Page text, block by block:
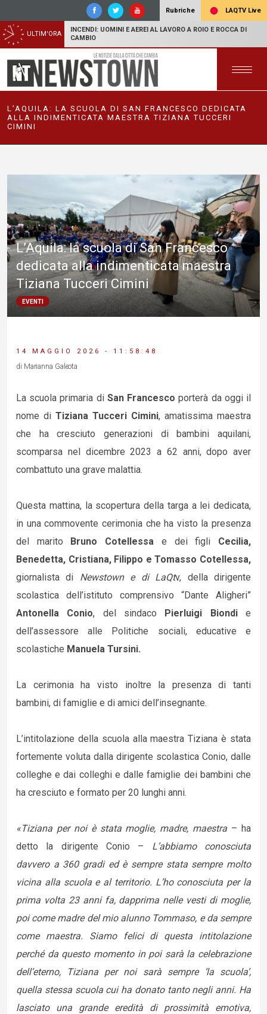
Rubriche LAQTV Live
ULTIM'ORA
INCENDI: UOMINI E AEREI AL LAVORO A ROIO E ROCCA DI
CAMBIO
L’AQUILA: LA SCUOLA DI SAN FRANCESCO DEDICATA
ALLA INDIMENTICATA MAESTRA TIZIANA TUCCERI
CIMINI
L’Aquila: la scuola di San Francesco
dedicata alla indimenticata maestra
Tiziana Tucceri Cimini
EVENTI
14 MAGGIO 2026 - 11:58:48
di Marianna Galeota
La scuola primaria diSan Francesco porterà da oggi il
nome di Tiziana Tucceri Cimini, amatissima maestra
che ha cresciuto generazioni di bambini aquilani,
scomparsa nel dicembre 2023 a 62 anni, dopo aver
combattuto una grave malattia.
Questa mattina, la scopertura della targa a lei dedicata,
in una commovente cerimonia che ha visto la presenza
del marito Bruno Cotellessa e dei figli Cecilia,
Benedetta, Cristiana, Filippo e Tomasso Cotellessa,
giornalista di Newstown e di LaQtv, della dirigente
scolastica dell’istituto comprensivo “Dante Aligheri”
Antonella Conio, del sindaco Pierluigi Biondie
dell’assessore alle Politiche sociali, educative e
scolastiche Manuela Tursini.
La cerimonia ha visto inoltre la presenza di tanti
bambini, di famiglie e di amici dell’insegnante.
L’intitolazione della scuola alla maestra Tiziana è stata
fortemente voluta dalla dirigente scolastica Conio, dalle
colleghe e dai colleghi e dalle famiglie dei bambini che
ha cresciuto e formato per 20 lunghi anni.
«Tiziana per noi è stata moglie, madre, maestra – ha
detto la dirigente Conio – L’abbiamo conosciuta
davvero a 360 gradi ed è sempre stata sempre molto
vicina alla scuola e al territorio. L’ho conosciuta per la
prima volta 23 anni fa, dapprima nelle vesti di moglie,
poi come madre del mio alunno Tommaso, e da sempre
come maestra. Siamo felici di questa intitolazione
perché da questo momento in poi sarà la celebrazione
dell’eterno, Tiziana per noi sarà sempre ‘la scuola’,
quella stessa scuola cui ha donato tanto negli anni. Ha
lasciato una grande eredità di prossimità emotiva,